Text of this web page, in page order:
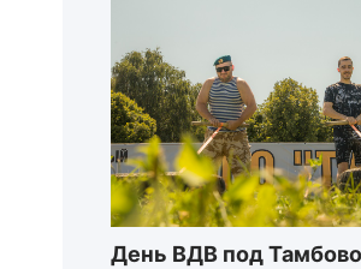
День ВДВ под